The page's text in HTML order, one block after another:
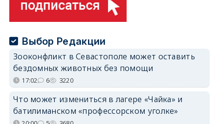
Выбор Редакции
Зооконфликт в Севастополе может оставить
бездомных животных без помощи
17:02 6 3220
Что может измениться в лагере «Чайка» и
батилиманском «профессорском уголке»